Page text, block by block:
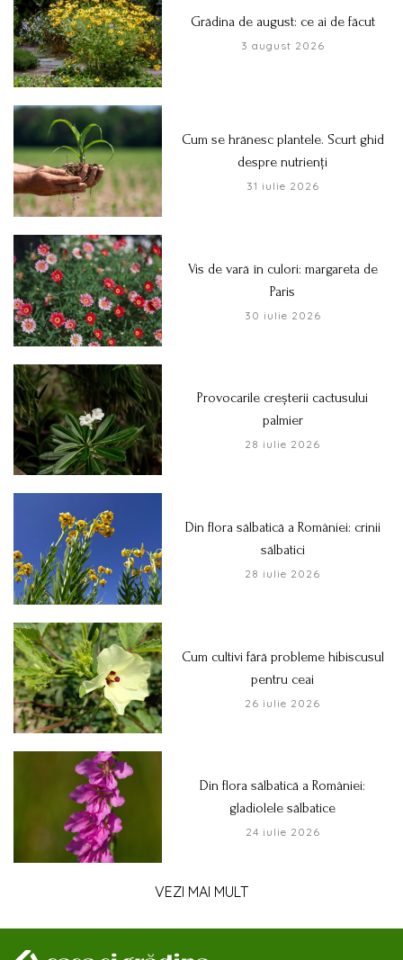
Grădina de august: ce ai de făcut
3 august 2026
Cum se hrănesc plantele. Scurt ghid
despre nutrienți
31 iulie 2026
Vis de vară în culori: margareta de
Paris
30 iulie 2026
Provocarile creșterii cactusului
palmier
28 iulie 2026
Din flora sălbatică a României: crinii
sălbatici
28 iulie 2026
Cum cultivi fără probleme hibiscusul
pentru ceai
26 iulie 2026
Din flora sălbatică a României:
gladiolele sălbatice
24 iulie 2026
VEZI MAI MULT